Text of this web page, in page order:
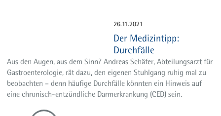
26.11.2021
Der Medizintipp:
Durchfälle
Aus den Augen, aus dem Sinn? Andreas Schäfer, Abteilungsarzt für
Gastroenterologie, rät dazu, den eigenen Stuhlgang ruhig mal zu
beobachten – denn häufige Durchfälle könnten ein Hinweis auf
eine chronisch-entzündliche Darmerkrankung (CED) sein.